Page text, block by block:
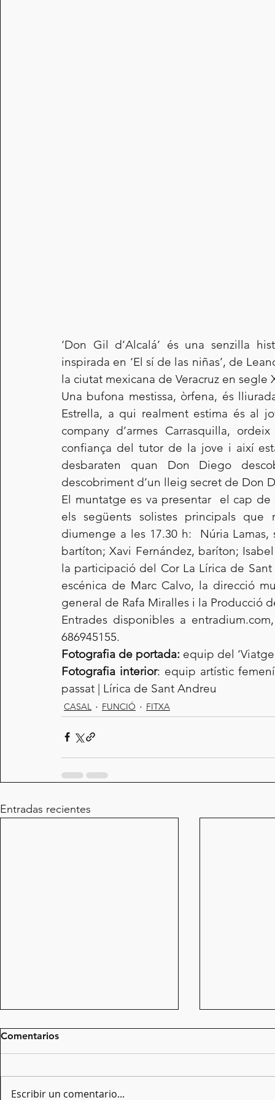
‘Don Gil d’Alcalá’ és una senzilla
inspirada en ‘El sí de las niñas’, de
la ciutat mexicana de Veracruz en segle
Una bufona mestissa, òrfena, és
Estrella, a qui realment estima és al
company d’armes Carrasquilla,
confiança del tutor de la jove i així
desbaraten quan Don Diego
descobriment d’un lleig secret de Don
El muntatge es va presentar  el cap
els següents solistes principals
diumenge a les 17.30 h:  Núria Lamas,
bartíton; Xavi Fernández, baríton;
la participació del Cor La Lírica de
escénica de Marc Calvo, la direcció
general de Rafa Miralles i la Producció
Entrades disponibles a
686945155.
Fotografia de portada: equip del
Fotografia interior: equip artístic
passat | Lírica de Sant Andreu
CASAL FUNCIÓ FITXA
Entradas recientes
Comentarios
Escribir un comentario...